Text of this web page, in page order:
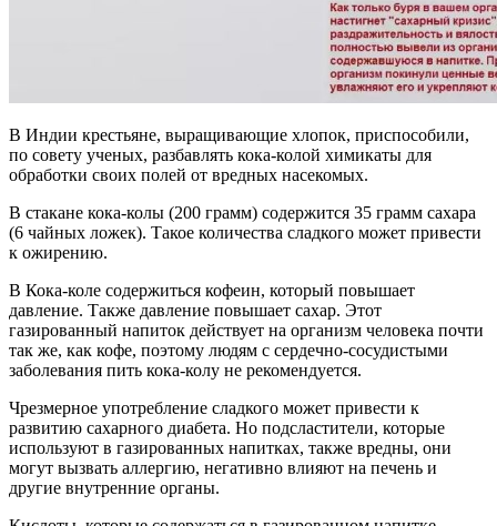
В Индии крестьяне, выращивающие хлопок, приспособили,
по совету ученых, разбавлять кока-колой химикаты для
обработки своих полей от вредных насекомых.
В стакане кока-колы (200 грамм) содержится 35 грамм сахара
(6 чайных ложек). Такое количества сладкого может привести
к ожирению.
В Кока-коле содержиться кофеин, который повышает
давление. Также давление повышает сахар. Этот
газированный напиток действует на организм человека почти
так же, как кофе, поэтому людям с сердечно-сосудистыми
заболевания пить кока-колу не рекомендуется.
Чрезмерное употребление сладкого может привести к
развитию сахарного диабета. Но подсластители, которые
используют в газированных напитках, также вредны, они
могут вызвать аллергию, негативно влияют на печень и
другие внутренние органы.